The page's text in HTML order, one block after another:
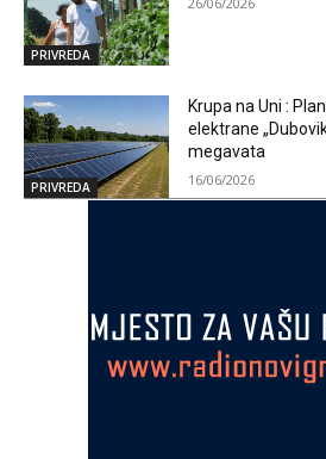
PRIVREDA
PRIVREDA
Krupa na Uni :
elektrane
megavata
16/06/2026